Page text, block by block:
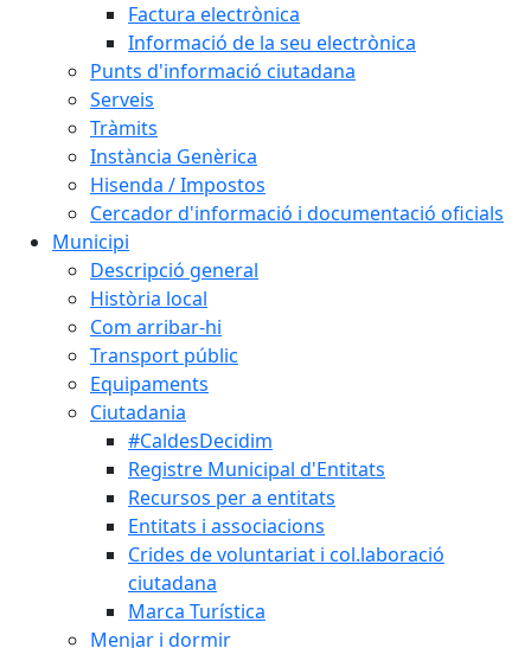
Factura electrònica
Informació de la seu electrònica
Punts d'informació ciutadana
Serveis
Tràmits
Instància Genèrica
Hisenda / Impostos
Cercador d'informació i documentació oficials
Municipi
Descripció general
Història local
Com arribar-hi
Transport públic
Equipaments
Ciutadania
#CaldesDecidim
Registre Municipal d'Entitats
Recursos per a entitats
Entitats i associacions
Crides de voluntariat i col.laboració
ciutadana
Marca Turística
Menjar i dormir